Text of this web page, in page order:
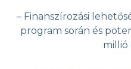
– Finanszírozási
program során és
millió